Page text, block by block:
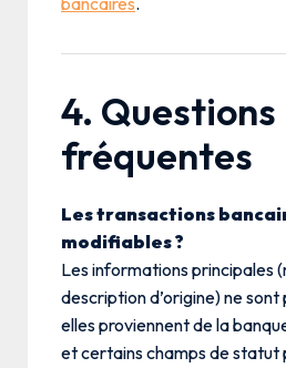
4. Questions
fréquentes
Les transactions
modifiables ?
Les informations principales
description d’origine) ne
elles proviennent de la
et certains champs de statut